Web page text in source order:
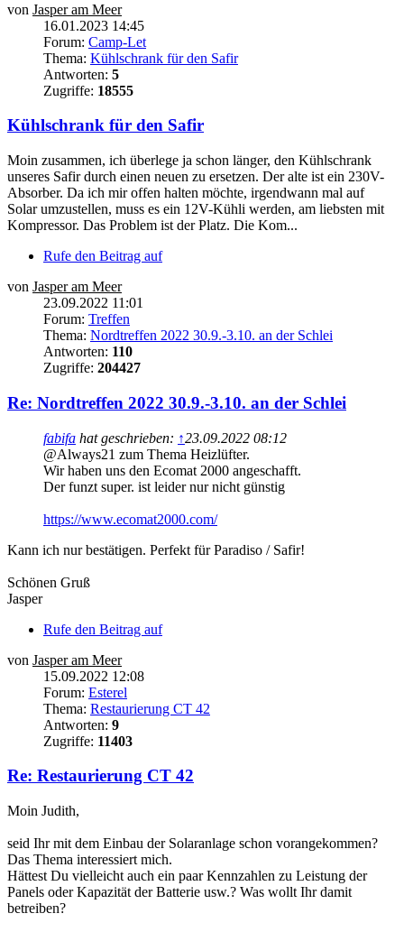
von Jasper am Meer
16.01.2023 14:45
Forum: Camp-Let
Thema: Kühlschrank für den Safir
Antworten: 5
Zugriffe: 18555
Kühlschrank für den Safir
Moin zusammen, ich überlege ja schon länger, den Kühlschrank
unseres Safir durch einen neuen zu ersetzen. Der alte ist ein 230V-
Absorber. Da ich mir offen halten möchte, irgendwann mal auf
Solar umzustellen, muss es ein 12V-Kühli werden, am liebsten mit
Kompressor. Das Problem ist der Platz. Die Kom...
Rufe den Beitrag auf
von Jasper am Meer
23.09.2022 11:01
Forum: Treffen
Thema: Nordtreffen 2022 30.9.-3.10. an der Schlei
Antworten: 110
Zugriffe: 204427
Re: Nordtreffen 2022 30.9.-3.10. an der Schlei
fabifa hat geschrieben: ↑23.09.2022 08:12
@Always21 zum Thema Heizlüfter.
Wir haben uns den Ecomat 2000 angeschafft.
Der funzt super. ist leider nur nicht günstig
https://www.ecomat2000.com/
Kann ich nur bestätigen. Perfekt für Paradiso / Safir!
Schönen Gruß
Jasper
Rufe den Beitrag auf
von Jasper am Meer
15.09.2022 12:08
Forum: Esterel
Thema: Restaurierung CT 42
Antworten: 9
Zugriffe: 11403
Re: Restaurierung CT 42
Moin Judith,
seid Ihr mit dem Einbau der Solaranlage schon vorangekommen?
Das Thema interessiert mich.
Hättest Du vielleicht auch ein paar Kennzahlen zu Leistung der
Panels oder Kapazität der Batterie usw.? Was wollt Ihr damit
betreiben?